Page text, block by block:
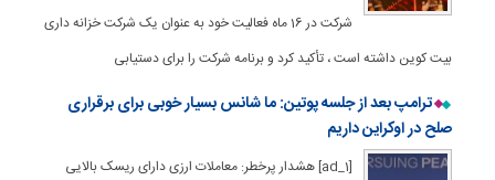
شرکت در 16 ماه فعالیت خود به عنوان یک شرکت خزانه داری
بیت کوین داشته است ، تأکید کرد و برنامه شرکت را برای دستیابی
ترامپ بعد از جلسه پوتین: ما شانس بسیار خوبی برای برقراری
صلح در اوکراین داریم
[ad_1] هشدار پرخطر: معاملات ارزی دارای ریسک بالایی